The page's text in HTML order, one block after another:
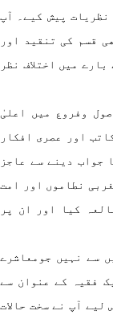
پیش کیے۔ آپ
قسم کی تنقید اور
میں اختلاف نظر
وفروع میں اعلیٰ
اور عصری افکار
دینے سے عاجز
نطاموں اور امت
کیا اور ان پر
سے نہیں جومعاشرے
فقیہ کے عنوان سے
آپ نے سخت حالات